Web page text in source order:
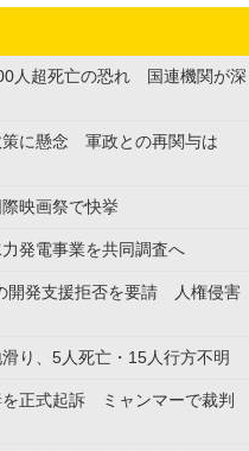
人超死亡の恐れ 国連機関が深
策に懸念 軍政との再関与は
映画祭で快挙
発電事業を共同調査へ
開発支援拒否を要請 人権侵害
り、5人死亡・15人行方不明
を正式起訴 ミャンマーで裁判